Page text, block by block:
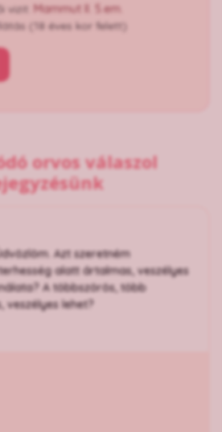
vizit: Mammut II. 5.em.
(18 éves kor felett)
orvos válaszol
Azt szeretném
alatt ártalmas, veszélyes
A többszörös, több
veszélyes lehet?